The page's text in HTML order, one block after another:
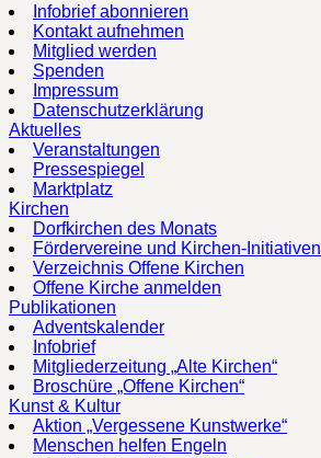
Infobrief abonnieren
Kontakt aufnehmen
Mitglied werden
Spenden
Impressum
Datenschutzerklärung
Aktuelles
Veranstaltungen
Pressespiegel
Marktplatz
Kirchen
Dorfkirchen des Monats
Fördervereine und Kirchen-Initiativen
Verzeichnis Offene Kirchen
Offene Kirche anmelden
Publikationen
Adventskalender
Infobrief
Mitgliederzeitung „Alte Kirchen“
Broschüre „Offene Kirchen“
Kunst & Kultur
Aktion „Vergessene Kunstwerke“
Menschen helfen Engeln